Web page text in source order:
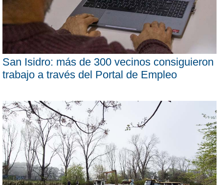
San Isidro: más de 300 vecinos consiguieron
trabajo a través del Portal de Empleo